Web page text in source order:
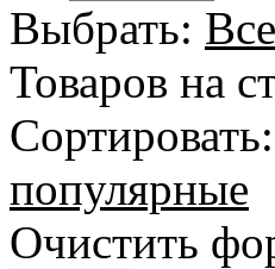
Выбрать: Все
Товаров на
Сортировать:
популярные
Очистить